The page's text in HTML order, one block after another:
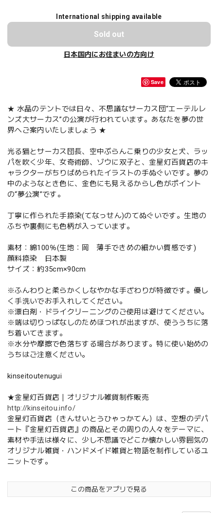
International shipping available
Sold out
日本国内にお住まいの方向け
Save
★ 水晶のテントでは日々、不思議なサーカス団“エーテルレ
ンズ大サーカス”の公演が行われています。あなたを夢の世
界へご案内いたしましょう ★
光る猫とサーカス団長、空中ぶらんこ乗りの少女と犬、ラッ
パを吹く少年、女奇術師、ゾウに双子と、金星灯百貨店のキ
ャラクターがちりばめられたイラストの手ぬぐいです。夢の
中のようなとき色に、金色にも見えるからし色がポイント
の“夢公演”です。
丁寧に作られた手捺染(てなっせん)のてぬぐいです。生地の
ふちや裏側にも色柄が入っています。
素材：綿100％(生地：岡 薄手できめの細かい質感です)
顔料捺染 日本製
サイズ：約35cm×90cm
※ふんわりと柔らかくしなやかな手ざわりが特徴です。優し
く手洗いでお手入れしてください。
※漂白剤・ドライクリーニングのご使用は避けてください。
※端は切りっぱなしのためほつれが出ますが、使ううちに落
ち着いてきます。
※水分や摩擦で色落ちする場合があります。特に使い始めの
うちはご注意ください。
kinseitoutenugui
★金星灯百貨店｜オリジナル雑貨制作販売
http://kinseitou.info/
金星灯百貨店（きんせいとうひゃっかてん）は、空想のデパ
ート『金星灯百貨店』の商品とその周りの人々をテーマに、
素材や手法は様々に、少し不思議でどこか懐かしい雰囲気の
オリジナル雑貨・ハンドメイド雑貨と物語を制作しているユ
ニットです。
この商品をアプリで見る